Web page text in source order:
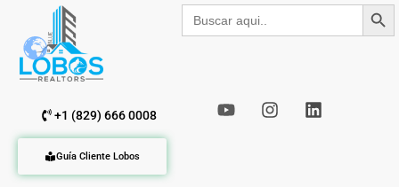
Buscar: Botón de
+1 (829) 666 0008
Guía Cliente Lobos